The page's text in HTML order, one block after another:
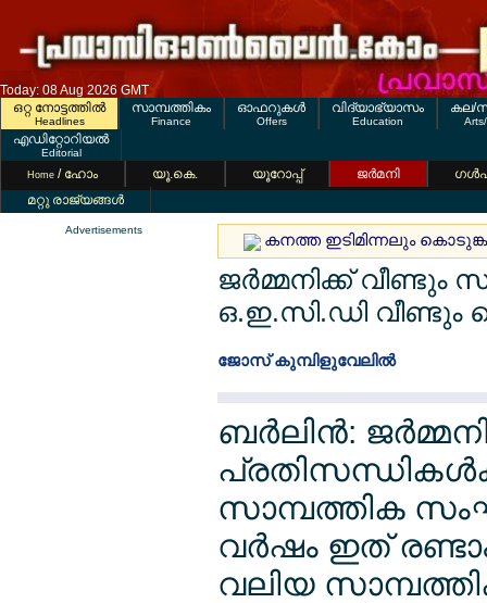
Today: 08 Aug 2026 GMT
ഒറ്റ നോട്ടത്തില്‍
Headlines
സാമ്പത്തികം
Finance
ഓഫറുകള്‍
Offers
വിദ്യാഭ്യാസം
Education
കല/
എഡിറ്റോറിയല്‍
Editorial
Home / ഹോം യൂ.കെ. യൂറോപ്പ് ജര്‍മനി
മറ്റു രാജ്യങ്ങള്‍
Advertisements
കനത്ത ഇടിമിന്നലും
ജര്‍മ്മനിക്ക് വീണ്ടും
ഒ.ഇ.സി.ഡി വീണ്ടും
ജോസ് കുമ്പിളുവേലില്‍
ബര്‍ലിന്‍:
സാമ്പത്തിക
വര്‍ഷം ഇത്
വലിയ